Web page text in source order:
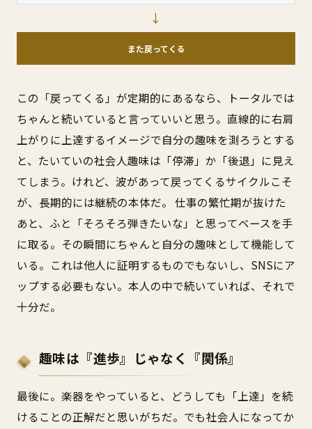
→
また戻ってくる
この「戻ってくる」が定期的にあるなら、トータルでは
ちゃんと続いていると言っていいと思う。直線的に右肩
上がりに上達するイメージで自分の趣味を測ろうとする
と、たいていの社会人趣味は「停滞」か「後退」に見え
てしまう。けれど、波があって戻ってくるサイクルこそ
が、長期的には継続の本体だ。 仕事の繁忙期が抜けた
あと、ふと「そろそろ弾きたいな」と思ってベースを手
に取る。その瞬間にちゃんと自分の趣味として機能して
いる。これは他人に証明するものでもないし、SNSにア
ップする必要もない。本人の中で続いていれば、それで
十分だ。
趣味は『進歩』じゃなく『関係』
最後に。楽器をやっていると、どうしても「上達」を続
けることの正解だと思いがちだ。でも社会人になってか